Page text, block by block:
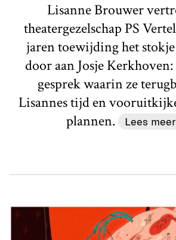
Lisanne Brouwer
theatergezelschap PS
jaren toewijding het
door aan Josje
gesprek waarin ze
Lisannes tijd en
plannen.
Lees meer